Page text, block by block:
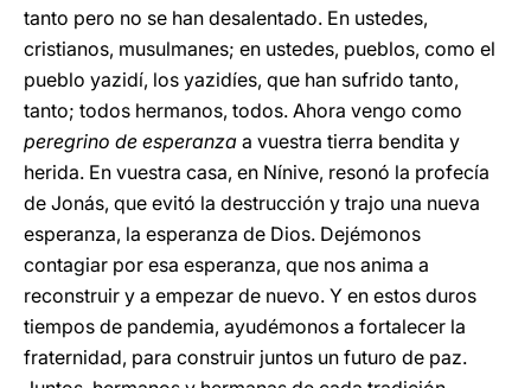
tanto pero no se han desalentado. En ustedes,
cristianos, musulmanes; en ustedes, pueblos, como el
pueblo yazidí, los yazidíes, que han sufrido tanto,
tanto; todos hermanos, todos. Ahora vengo como
peregrino de esperanza a vuestra tierra bendita y
herida. En vuestra casa, en Nínive, resonó la profecía
de Jonás, que evitó la destrucción y trajo una nueva
esperanza, la esperanza de Dios. Dejémonos
contagiar por esa esperanza, que nos anima a
reconstruir y a empezar de nuevo. Y en estos duros
tiempos de pandemia, ayudémonos a fortalecer la
fraternidad, para construir juntos un futuro de paz.